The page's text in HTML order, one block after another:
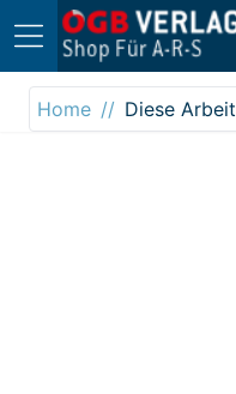
Direkt zum Inhalt
Home
Diese